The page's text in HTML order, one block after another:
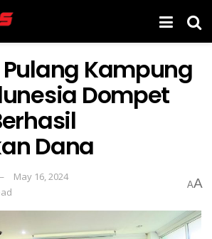
Kampung
Dompet
Dana
May 16, 2024
AA